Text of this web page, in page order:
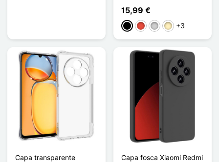
15,99 €
PretoVermelho
PrataOuro+3
Capa transparente
Capa fosca Xiaomi Redmi